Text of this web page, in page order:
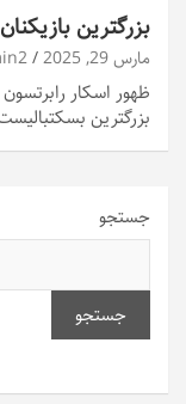
بزرگترین
مارس 29, 2025
ظهور اسکار
بزرگترین
جستجو
جستجو